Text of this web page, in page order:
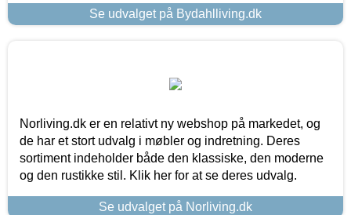
Se udvalget på Bydahlliving.dk
Norliving.dk er en relativt ny webshop på markedet, og
de har et stort udvalg i møbler og indretning. Deres
sortiment indeholder både den klassiske, den moderne
og den rustikke stil. Klik her for at se deres udvalg.
Se udvalget på Norliving.dk